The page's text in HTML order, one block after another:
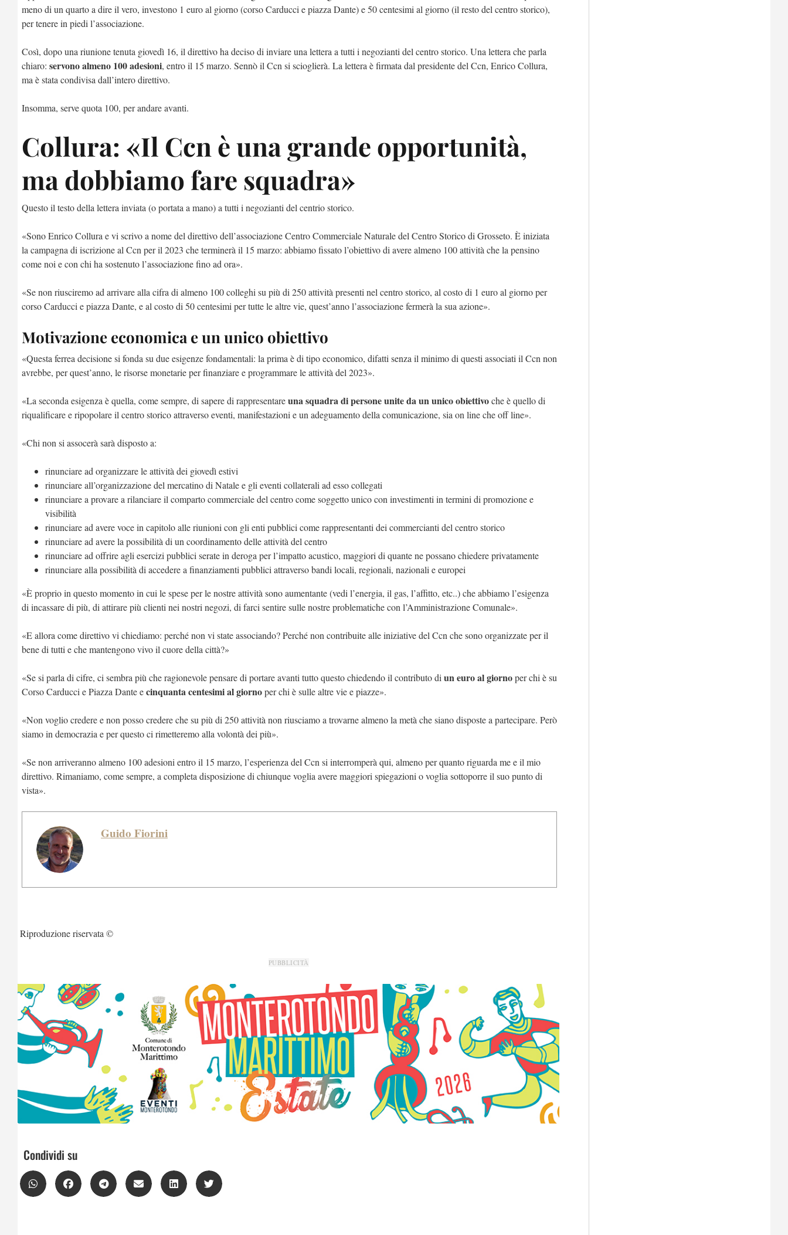
meno di un quarto a dire il vero, investono 1 euro al giorno (corso Carducci e piazza Dante) e 50 centesimi al giorno (il resto del centro storico),
per tenere in piedi l’associazione.
Così, dopo una riunione tenuta giovedì 16, il direttivo ha deciso di inviare una lettera a tutti i negozianti del centro storico. Una lettera che parla
chiaro: servono almeno 100 adesioni, entro il 15 marzo. Sennò il Ccn si scioglierà. La lettera è firmata dal presidente del Ccn, Enrico Collura,
ma è stata condivisa dall’intero direttivo.
Insomma, serve quota 100, per andare avanti.
Collura: «Il Ccn è una grande opportunità,
ma dobbiamo fare squadra»
Questo il testo della lettera inviata (o portata a mano) a tutti i negozianti del centrio storico.
«Sono Enrico Collura e vi scrivo a nome del direttivo dell’associazione Centro Commerciale Naturale del Centro Storico di Grosseto. È iniziata
la campagna di iscrizione al Ccn per il 2023 che terminerà il 15 marzo: abbiamo fissato l’obiettivo di avere almeno 100 attività che la pensino
come noi e con chi ha sostenuto l’associazione fino ad ora».
«Se non riusciremo ad arrivare alla cifra di almeno 100 colleghi su più di 250 attività presenti nel centro storico, al costo di 1 euro al giorno per
corso Carducci e piazza Dante, e al costo di 50 centesimi per tutte le altre vie, quest’anno l’associazione fermerà la sua azione».
Motivazione economica e un unico obiettivo
«Questa ferrea decisione si fonda su due esigenze fondamentali: la prima è di tipo economico, difatti senza il minimo di questi associati il Ccn non
avrebbe, per quest’anno, le risorse monetarie per finanziare e programmare le attività del 2023».
«La seconda esigenza è quella, come sempre, di sapere di rappresentareuna squadra di persone unite da un unico obiettivoche è quello di
riqualificare e ripopolare il centro storico attraverso eventi, manifestazioni e un adeguamento della comunicazione, sia on line che off line».
«Chi non si assocerà sarà disposto a:
rinunciare ad organizzare le attività dei giovedì estivi
rinunciare all’organizzazione del mercatino di Natale e gli eventi collaterali ad esso collegati
rinunciare a provare a rilanciare il comparto commerciale del centro come soggetto unico con investimenti in termini di promozione e
visibilità
rinunciare ad avere voce in capitolo alle riunioni con gli enti pubblici come rappresentanti dei commercianti del centro storico
rinunciare ad avere la possibilità di un coordinamento delle attività del centro
rinunciare ad offrire agli esercizi pubblici serate in deroga per l’impatto acustico, maggiori di quante ne possano chiedere privatamente
rinunciare alla possibilità di accedere a finanziamenti pubblici attraverso bandi locali, regionali, nazionali e europei
«È proprio in questo momento in cui le spese per le nostre attività sono aumentante (vedi l’energia, il gas, l’affitto, etc..) che abbiamo l’esigenza
di incassare di più, di attirare più clienti nei nostri negozi, di farci sentire sulle nostre problematiche con l’Amministrazione Comunale».
«E allora come direttivo vi chiediamo: perché non vi state associando? Perché non contribuite alle iniziative del Ccn che sono organizzate per il
bene di tutti e che mantengono vivo il cuore della città?»
«Se si parla di cifre, ci sembra più che ragionevole pensare di portare avanti tutto questo chiedendo il contributo di un euro al giornoper chi è su
Corso Carducci e Piazza Dante ecinquanta centesimi al giornoper chi è sulle altre vie e piazze».
«Non voglio credere e non posso credere che su più di 250 attività non riusciamo a trovarne almeno la metà che siano disposte a partecipare. Però
siamo in democrazia e per questo ci rimetteremo alla volontà dei più».
«Se non arriveranno almeno 100 adesioni entro il 15 marzo, l’esperienza del Ccn si interromperà qui, almeno per quanto riguarda me e il mio
direttivo. Rimaniamo, come sempre, a completa disposizione di chiunque voglia avere maggiori spiegazioni o voglia sottoporre il suo punto di
vista».
Guido Fiorini
Riproduzione riservata ©
PUBBLICITÀ
Condividi su